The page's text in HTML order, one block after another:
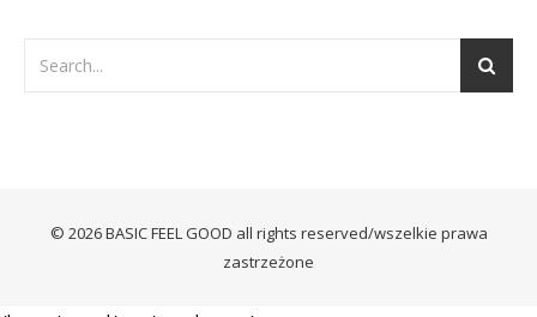
© 2026 BASIC FEEL GOOD all rights reserved/wszelkie prawa
zastrzeżone